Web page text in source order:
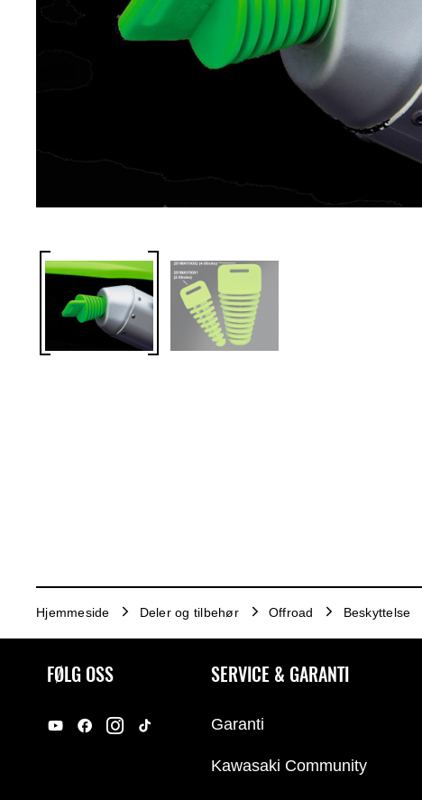
Hjemmeside Deler og tilbehør Offroad Beskyttelse
FØLG OSS SERVICE & GARANTI
Garanti
Kawasaki Community